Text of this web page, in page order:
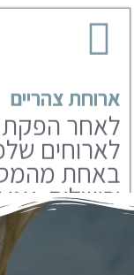
ארוחת צהריים
לאחר הפקת
לארוחים
באחת
ירושלים.
מסעדות